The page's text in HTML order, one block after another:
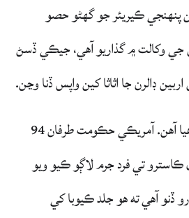
پنهنجي ڪيريئر جو گهڻو حصو
جي وکالت ۾ گذاريو آهي، جيڪي ڏسڻ
ڊالرن جا اثاثا کين واپس ڏنا وڃن.
اهي ڏينهن، شيون ڏسي رهيا آهن. آمريڪي حڪومت طرفان 94
تي فرد جرم لاڳو ڪيو ويو
ڏنو آهي ته هو جلد ڪيوبا کي